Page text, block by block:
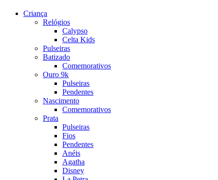
Criança
Relógios
Calypso
Celta Kids
Pulseiras
Batizado
Comemorativos
Ouro 9k
Pulseiras
Pendentes
Nascimento
Comemorativos
Prata
Pulseiras
Fios
Pendentes
Anéis
Agatha
Disney